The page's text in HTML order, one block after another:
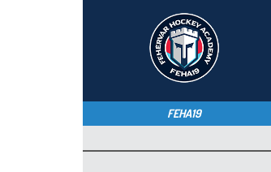
FEHA19